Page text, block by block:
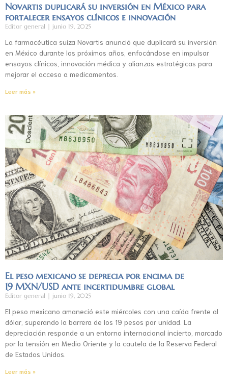
Novartis duplicará su inversión en México para
fortalecer ensayos clínicos e innovación
Editor general junio 19, 2025
La farmacéutica suiza Novartis anunció que duplicará su inversión
en México durante los próximos años, enfocándose en impulsar
ensayos clínicos, innovación médica y alianzas estratégicas para
mejorar el acceso a medicamentos.
Leer más »
El peso mexicano se deprecia por encima de
19 MXN/USD ante incertidumbre global
Editor general junio 19, 2025
El peso mexicano amaneció este miércoles con una caída frente al
dólar, superando la barrera de los 19 pesos por unidad. La
depreciación responde a un entorno internacional incierto, marcado
por la tensión en Medio Oriente y la cautela de la Reserva Federal
de Estados Unidos.
Leer más »